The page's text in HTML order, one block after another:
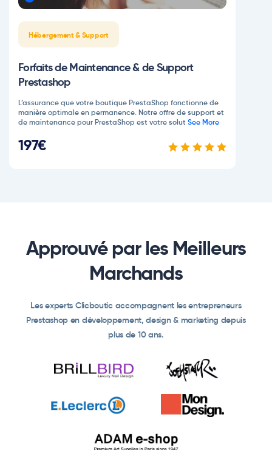
Hébergement & Support
Forfaits de Maintenance & de Support
Prestashop
L’assurance que votre boutique PrestaShop fonctionne de
manière optimale en permanence. Notre offre de support et
de maintenance pour PrestaShop est votre solut See More
197€
Approuvé par les Meilleurs
Marchands
Les experts Clicboutic accompagnent les entrepreneurs
Prestashop en développement, design & marketing depuis
plus de 10 ans.